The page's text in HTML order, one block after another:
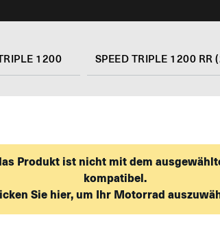
1200
Produkt ist nicht mit dem
kompatibel.
Sie hier, um Ihr Motorrad